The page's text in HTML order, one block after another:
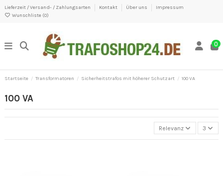
Lieferzeit / Versand- / Zahlungsarten Kontakt Über uns
Impressum
Wunschliste (0)
0
Startseite Transformatoren Sicherheitstrafos mit höherer Schutzart 100 VA
100 VA
Relevanz 3